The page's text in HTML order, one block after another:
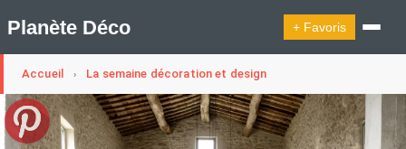
Planète Déco + Favoris
🛍︎ Shop Planète Déco ℹ︎ À propos
Accueil › La semaine décoration et design